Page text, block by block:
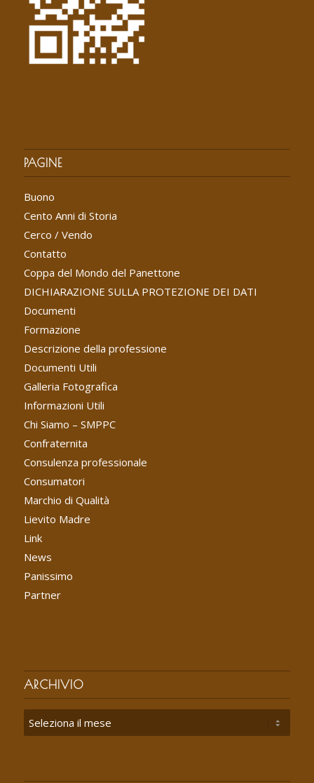
PAGINE
Buono
Cento Anni di Storia
Cerco / Vendo
Contatto
Coppa del Mondo del Panettone
DICHIARAZIONE SULLA PROTEZIONE DEI DATI
Documenti
Formazione
Descrizione della professione
Documenti Utili
Galleria Fotografica
Informazioni Utili
Chi Siamo – SMPPC
Confraternita
Consulenza professionale
Consumatori
Marchio di Qualità
Lievito Madre
Link
News
Panissimo
Partner
ARCHIVIO